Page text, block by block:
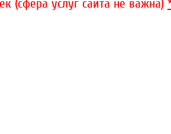
(сфера услуг сайта не важна)